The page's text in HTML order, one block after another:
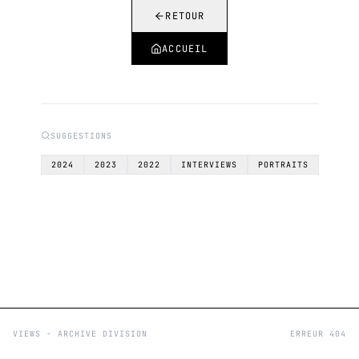
RETOUR
ACCUEIL
SUGGESTIONS
2024 2023 2022 INTERVIEWS PORTRAITS
VIEWS - ARCHIVE DIVISION ERREUR 404